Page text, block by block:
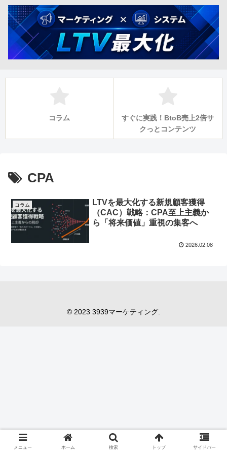
コラム
すぐに実践！BtoB売上2倍サ
クっとコンテンツ
CPA
コラム
LTVを最大化する新規顧客獲得
（CAC）戦略：CPA至上主義か
ら「将来価値」重視の集客へ
2026.02.08
© 2023 3939マーケティング.
メニュー ホーム 検索 トップ サイドバー